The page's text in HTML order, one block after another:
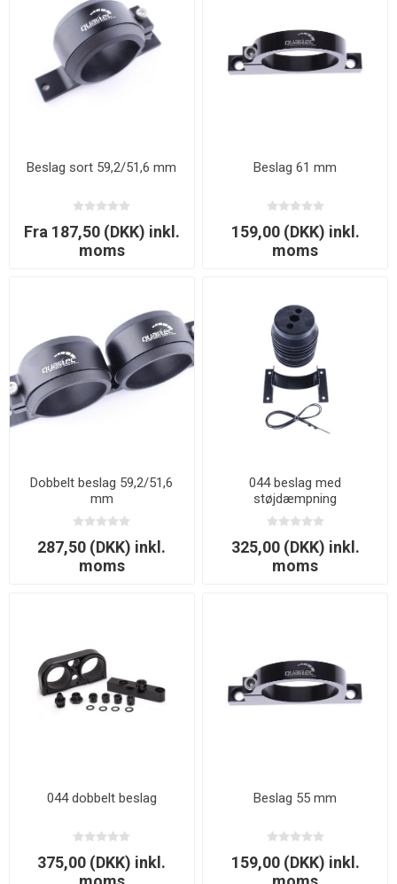
Beslag sort 59,2/51,6 mm
Fra 187,50 (DKK) inkl.
moms
Beslag 61 mm
159,00 (DKK) inkl.
moms
Dobbelt beslag 59,2/51,6
mm
287,50 (DKK) inkl.
moms
044 beslag med
støjdæmpning
325,00 (DKK) inkl.
moms
044 dobbelt beslag
375,00 (DKK) inkl.
Beslag 55 mm
159,00 (DKK) inkl.